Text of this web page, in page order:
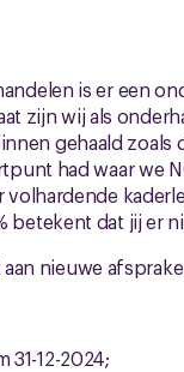
is er een
zijn wij als
gehaald zoals
had waar we
betekent dat jij
nieuwe
31-12-2024;